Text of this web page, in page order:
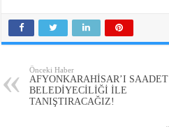
Önceki Haber
AFYONKARAHİSAR’I SAADET
BELEDİYECİLİĞİ İLE
TANIŞTIRACAĞIZ!